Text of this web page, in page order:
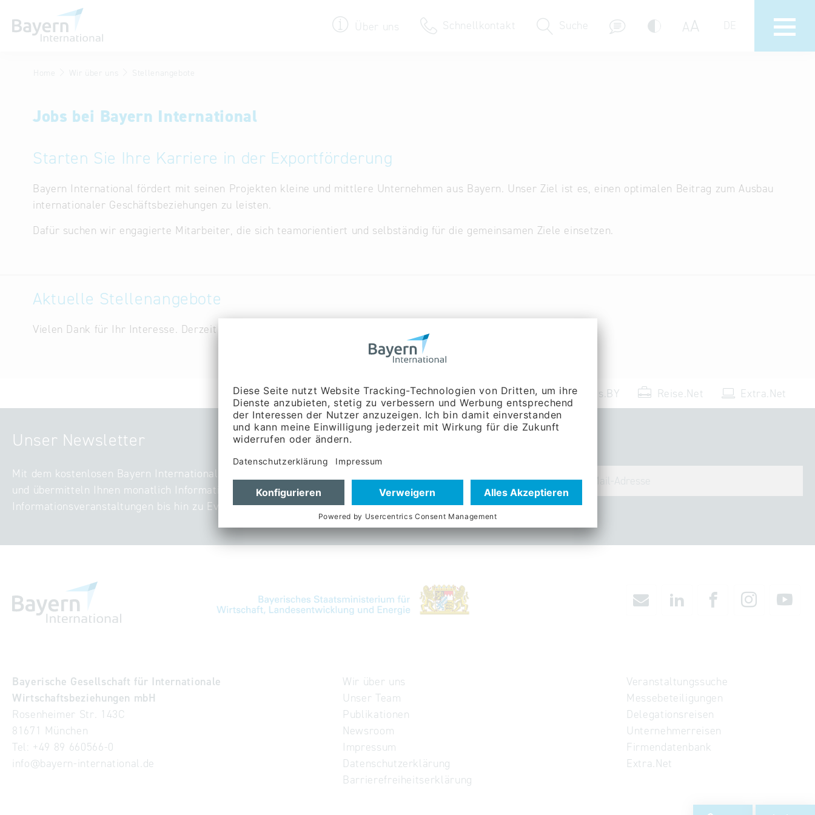
Über uns Schnellkontakt Suche AA DE
Wir über uns
Partner & Repräsentanzen
Publikationen
Kontakt
Anfahrt
Newsletter
Firmendatenbank
Home Wir über uns Stellenangebote
Jobs bei Bayern International
Starten Sie Ihre Karriere in der Exportförderung
Bayern International fördert mit seinen Projekten kleine und mittlere Unternehmen aus Bayern. Unser Ziel ist es, einen optimalen Beitrag zum Ausbau
internationaler Geschäftsbeziehungen zu leisten.
Dafür suchen wir engagierte Mitarbeiter, die sich teamorientiert und selbständig für die gemeinsamen Ziele einsetzen.
Aktuelle Stellenangebote
Vielen Dank für Ihr Interesse. Derzeit sind bei uns keine offenen Stellen verfügbar.
Events.BY Reise.Net Extra.Net
Unser Newsletter
Mit dem kostenlosen Bayern International-Newsletter halten wir Sie auf dem Laufenden
und übermitteln Ihnen monatlich Informationen zu aktuellen Projekten: von
Informationsveranstaltungen bis hin zu Events – digital oder in Präsenz.
Bayerische Gesellschaft für Internationale
Wirtschaftsbeziehungen mbH
Rosenheimer Str. 143C
81671 München
Tel: +49 89 660566-0
info@bayern-international.de
Wir über uns
Unser Team
Publikationen
Newsroom
Impressum
Datenschutzerklärung
Barrierefreiheitserklärung
Veranstaltungssuche
Messebeteiligungen
Delegationsreisen
Unternehmerreisen
Firmendatenbank
Extra.Net